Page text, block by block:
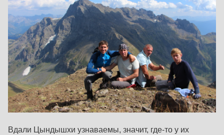
Вдали Цындышхи узнаваемы, значит, где-то у их